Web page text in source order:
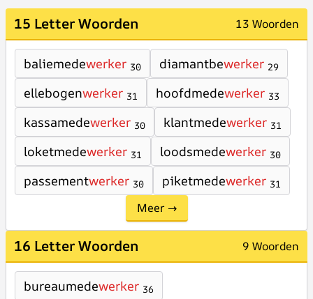
15 Letter Woorden 13 Woorden
baliemedewerker 30 diamantbewerker 29
ellebogenwerker 31 hoofdmedewerker 33
kassamedewerker 30 klantmedewerker 31
loketmedewerker 31 loodsmedewerker 30
passementwerker 30 piketmedewerker 31
Meer →
16 Letter Woorden 9 Woorden
bureaumedewerker 36